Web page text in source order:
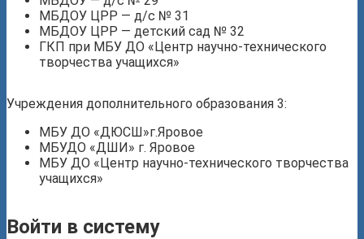
МБДОУ ЦРР — д/с № 31
МБДОУ ЦРР — детский сад № 32
ГКП при МБУ ДО «Центр научно-технического
творчества учащихся»
Учреждения дополнительного образования 3:
МБУ ДО «ДЮСШ»г.Яровое
МБУДО «ДШИ» г. Яровое
МБУ ДО «Центр научно-технического творчества
учащихся»
Войти в систему